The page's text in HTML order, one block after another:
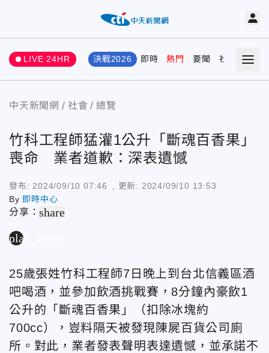
LIVE 24HR 決戰2026 即時 熱門 要聞 社會 娛樂
中天新聞網 社會 總覽
竹科工程師猛灌1公升「斷魂百香果」
喪命 業者道歉：深表遺憾
發布: 2024/09/10 07:46 , 更新: 2024/09/10 13:53
By 即時中心
分享：share
play_arrow
25歲張姓竹科工程師7日晚上到台北信義區酒
吧喝酒，並參加飲酒挑戰賽，8分鐘內豪飲1
公升的「斷魂百香果」（扣除冰塊約
700cc），豈料隔天被發現陳屍百貨公司廁
所。對此，業者發表聲明表達遺憾，並承諾不